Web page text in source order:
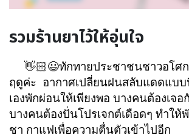
รวมร้านยาไว้ให้อุ่นใจ
👋🏻😃ทักทายประชาชนชาวอโศก
ฤดูค่ะ อากาศเปลี่ยนฝนสลับแดดแบ
เองพักผ่อนให้เพียงพอ บางคนต้องเจอ
บางคนต้องปั่นโปรเจกต์เดือดๆ ทำใ
ชา กาแฟเพื่อความตื่นตัวเข้าไปอีก